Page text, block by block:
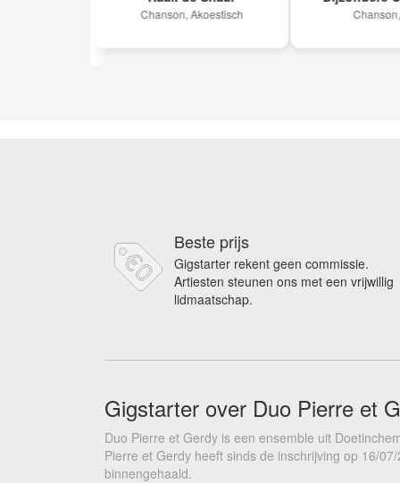
Chanson, Akoestisch Chanson, Pop
Beste prijs
Gigstarter rekent geen commissie.
Artiesten steunen ons met een vrijwillig
lidmaatschap.
Gigstarter over Duo Pierre et
Duo Pierre et Gerdy is een ensemble uit
Pierre et Gerdy heeft sinds de inschrijving op 16/
binnengehaald.